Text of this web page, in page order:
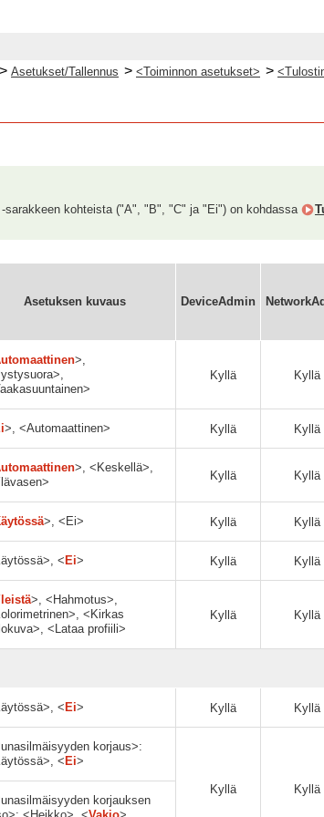
> Asetukset/Tallennus > <Toiminnon asetukset> >
sarakkeen kohteista ("A", "B", "C" ja "Ei") on kohdassa
Asetuksen kuvaus DeviceAdmin
>,
Kyllä Kyllä
>, <Automaattinen> Kyllä Kyllä
>, <Keskellä>,
Kyllä Kyllä
>, <Ei> Kyllä Kyllä
< Ei> Kyllä Kyllä
>, <Hahmotus>,
<Kirkas
<Lataa profiili>
Kyllä Kyllä
< Ei> Kyllä Kyllä
korjaus>:
< Ei>
Kyllä Kyllä
korjauksen